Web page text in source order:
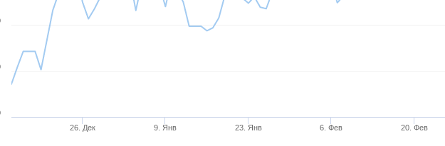
26. Дек 9. Янв 23. Янв 6. Фев 20. Фев